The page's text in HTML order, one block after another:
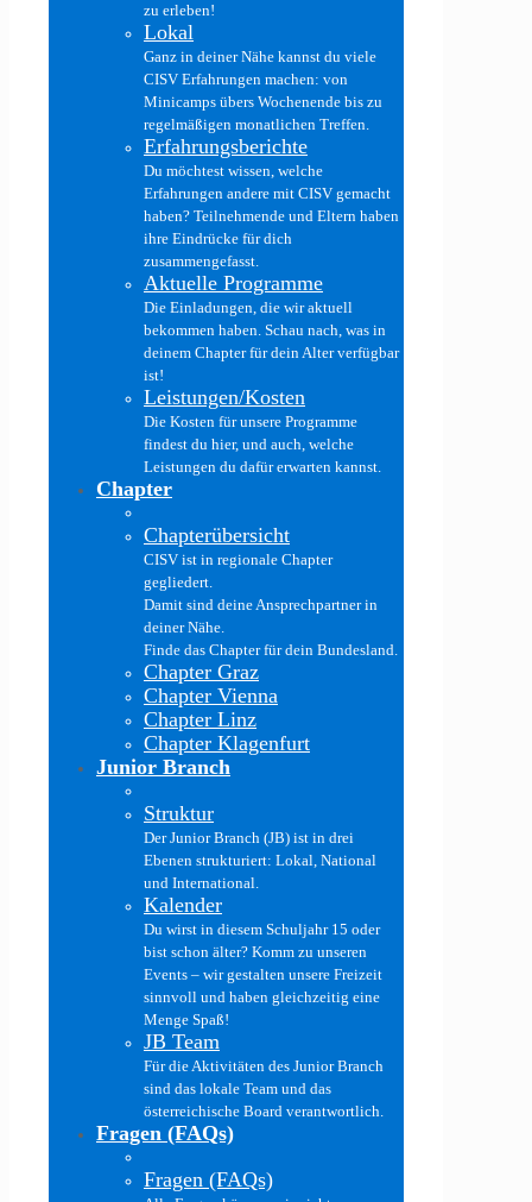
zu erleben!
Lokal
Ganz in deiner Nähe kannst du viele
CISV Erfahrungen machen: von
Minicamps übers Wochenende bis zu
regelmäßigen monatlichen Treffen.
Erfahrungsberichte
Du möchtest wissen, welche
Erfahrungen andere mit CISV gemacht
haben? Teilnehmende und Eltern haben
ihre Eindrücke für dich
zusammengefasst.
Aktuelle Programme
Die Einladungen, die wir aktuell
bekommen haben. Schau nach, was in
deinem Chapter für dein Alter verfügbar
ist!
Leistungen/Kosten
Die Kosten für unsere Programme
findest du hier, und auch, welche
Leistungen du dafür erwarten kannst.
Chapter
Chapterübersicht
CISV ist in regionale Chapter
gegliedert.
Damit sind deine Ansprechpartner in
deiner Nähe.
Finde das Chapter für dein Bundesland.
Chapter Graz
Chapter Vienna
Chapter Linz
Chapter Klagenfurt
Junior Branch
Struktur
Der Junior Branch (JB) ist in drei
Ebenen strukturiert: Lokal, National
und International.
Kalender
Du wirst in diesem Schuljahr 15 oder
bist schon älter? Komm zu unseren
Events – wir gestalten unsere Freizeit
sinnvoll und haben gleichzeitig eine
Menge Spaß!
JB Team
Für die Aktivitäten des Junior Branch
sind das lokale Team und das
österreichische Board verantwortlich.
Fragen (FAQs)
Fragen (FAQs)